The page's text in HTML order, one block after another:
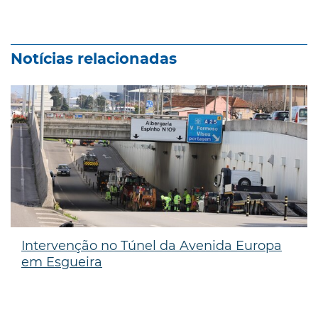
Notícias relacionadas
Intervenção no Túnel da Avenida Europa
em Esgueira